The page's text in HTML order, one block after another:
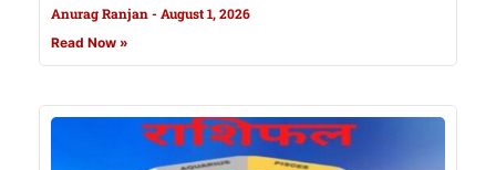
Anurag Ranjan August 1, 2026
Read Now »